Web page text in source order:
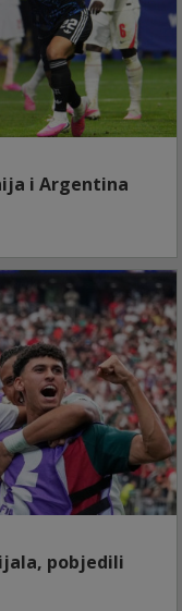
i Argentina
pobjedili